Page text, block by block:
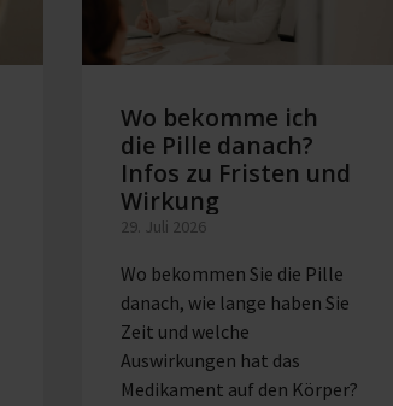
Wo bekomme ich
die Pille danach?
Infos zu Fristen und
Wirkung
29. Juli 2026
Wo bekommen Sie die Pille
danach, wie lange haben Sie
Zeit und welche
Auswirkungen hat das
Medikament auf den Körper?